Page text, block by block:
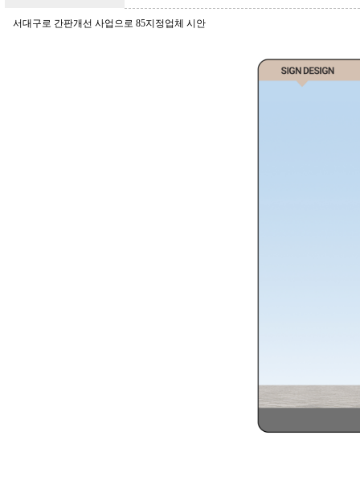
서대구로 간판개선 사업으로 85지정업체 시안